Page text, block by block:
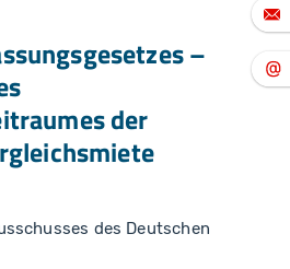
–
der
des Deutschen